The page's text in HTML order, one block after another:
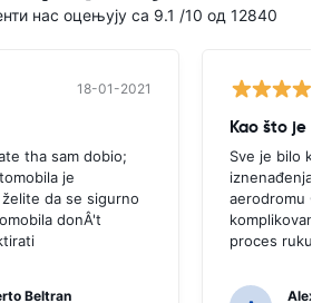
нас оцењују са 9.1 /10 од 12840
18-01-2021
tha sam dobio;
je
da se sigurno
donÂ't
Beltran
Kao što je
Sve je bilo
aerodromu
proces
Alex